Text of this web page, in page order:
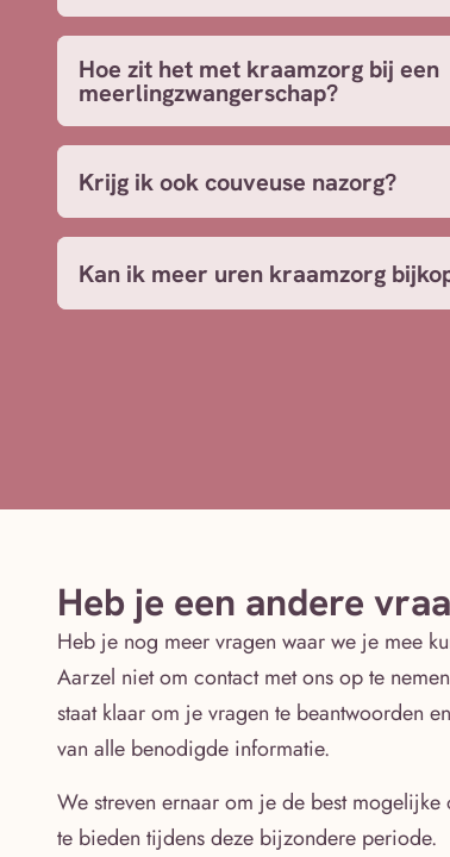
Hoe zit het met kraamzorg bij een
meerlingzwangerschap?
Krijg ik ook couveuse nazorg?
Kan ik meer uren kraamzorg
Heb je een andere
Heb je nog meer vragen waar we je mee
Aarzel niet om contact met ons op te
staat klaar om je vragen te beantwoorden
van alle benodigde informatie.
We streven ernaar om je de best mogelijke
te bieden tijdens deze bijzondere periode.